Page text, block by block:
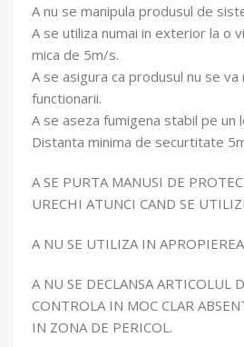
A nu se manipula produsul de
A se utiliza numai in exterior la o
mica de 5m/s.
A se asigura ca produsul nu se
functionarii.
A se aseza fumigena stabil pe un
Distanta minima de securtitate
A SE PURTA MANUSI DE
URECHI ATUNCI CAND SE
A NU SE UTILIZA IN
A NU SE DECLANSA ARTICOLUL
CONTROLA IN MOC CLAR
IN ZONA DE PERICOL.